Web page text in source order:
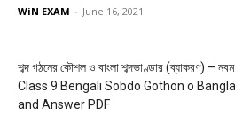
WiN EXAM - June 16, 2021
শব্দ গঠনের কৌশল ও বাংলা শব্দভাণ্ডার (ব্যাকরণ) –
Class 9 Bengali Sobdo Gothon o
and Answer PDF